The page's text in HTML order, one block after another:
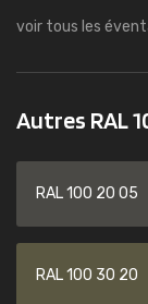
voir tous les
Autres RAL
RAL 100 20 05
RAL 100 30 20